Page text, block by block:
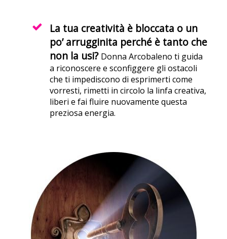
La tua creatività è bloccata o un
po’ arrugginita perché è tanto che
non la usi? Donna Arcobaleno ti guida
a riconoscere e sconfiggere gli ostacoli
che ti impediscono di esprimerti come
vorresti, rimetti in circolo la linfa creativa,
liberi e fai fluire nuovamente questa
preziosa energia.